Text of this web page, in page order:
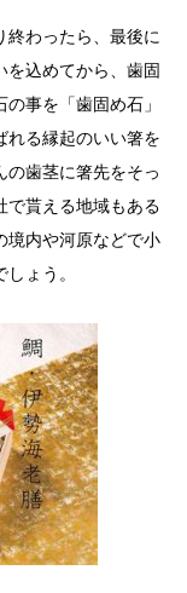
終わったら、最後に
を込めてから、歯固
事を「歯固め石」
れる縁起のいい箸を
の歯茎に箸先をそっ
で貰える地域もある
境内や河原などで小
ょう。